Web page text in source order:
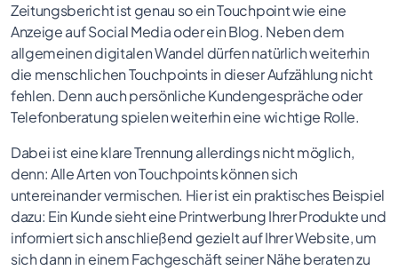
Zeitungsbericht ist genau so ein Touchpoint wie eine
Anzeige auf Social Media oder ein Blog. Neben dem
allgemeinen digitalen Wandel dürfen natürlich weiterhin
die menschlichen Touchpoints in dieser Aufzählung nicht
fehlen. Denn auch persönliche Kundengespräche oder
Telefonberatung spielen weiterhin eine wichtige Rolle.
Dabei ist eine klare Trennung allerdings nicht möglich,
denn: Alle Arten von Touchpoints können sich
untereinander vermischen. Hier ist ein praktisches Beispiel
dazu: Ein Kunde sieht eine Printwerbung Ihrer Produkte und
informiert sich anschließend gezielt auf Ihrer Website, um
sich dann in einem Fachgeschäft seiner Nähe beraten zu